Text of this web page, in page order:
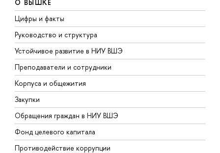
О ВЫШКЕ
Цифры и факты
Руководство и структура
Устойчивое развитие в НИУ ВШЭ
Преподаватели и сотрудники
Корпуса и общежития
Закупки
Обращения граждан в НИУ ВШЭ
Фонд целевого капитала
Противодействие коррупции